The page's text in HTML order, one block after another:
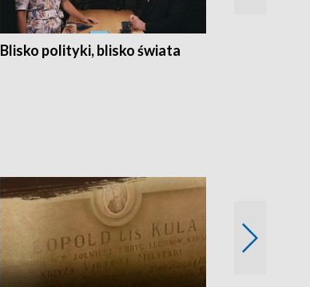
Blisko polityki, blisko świata